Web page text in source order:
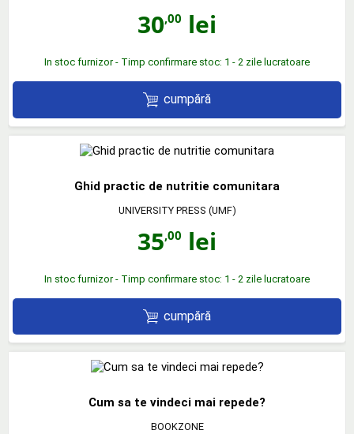
30,00 lei
In stoc furnizor - Timp confirmare stoc: 1 - 2 zile lucratoare
cumpără
Ghid practic de nutritie comunitara
UNIVERSITY PRESS (UMF)
35,00 lei
In stoc furnizor - Timp confirmare stoc: 1 - 2 zile lucratoare
cumpără
Cum sa te vindeci mai repede?
BOOKZONE